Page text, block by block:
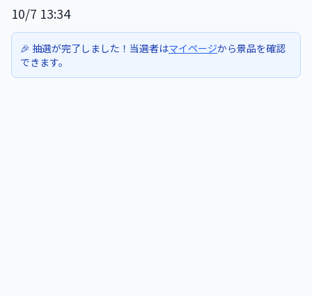
10/7 13:34
🎉 抽選が完了しました！当選者はマイページから景品を確認
できます。